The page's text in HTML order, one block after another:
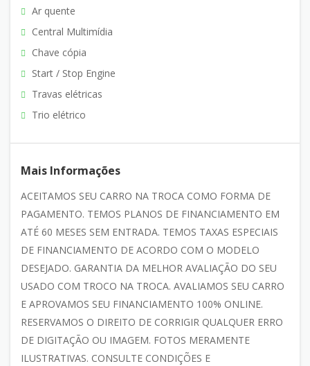
Ar quente
Central Multimídia
Chave cópia
Start / Stop Engine
Travas elétricas
Trio elétrico
Mais Informações
ACEITAMOS SEU CARRO NA TROCA COMO FORMA DE
PAGAMENTO. TEMOS PLANOS DE FINANCIAMENTO EM
ATÉ 60 MESES SEM ENTRADA. TEMOS TAXAS ESPECIAIS
DE FINANCIAMENTO DE ACORDO COM O MODELO
DESEJADO. GARANTIA DA MELHOR AVALIAÇÃO DO SEU
USADO COM TROCO NA TROCA. AVALIAMOS SEU CARRO
E APROVAMOS SEU FINANCIAMENTO 100% ONLINE.
RESERVAMOS O DIREITO DE CORRIGIR QUALQUER ERRO
DE DIGITAÇÃO OU IMAGEM. FOTOS MERAMENTE
ILUSTRATIVAS. CONSULTE CONDIÇÕES E